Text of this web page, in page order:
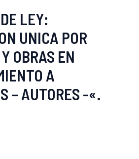
LEY:
UNICA POR
OBRAS EN
A
– AUTORES -«.